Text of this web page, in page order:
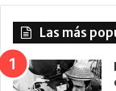
Las más